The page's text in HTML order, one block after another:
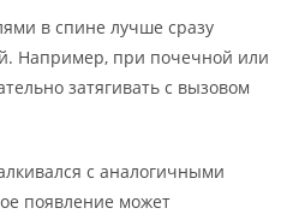
в спине лучше сразу
Например, при почечной или
затягивать с вызовом
с аналогичными
появление может